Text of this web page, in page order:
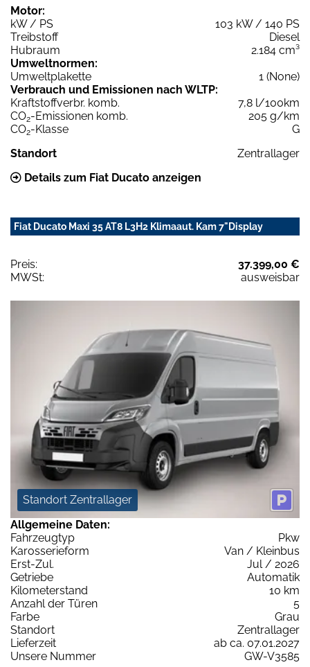
Motor:
kW / PS
103 kW / 140 PS
Treibstoff
Diesel
Hubraum
2.184 cm³
Umweltnormen:
Umweltplakette
1 (None)
Verbrauch und Emissionen nach WLTP:
Kraftstoffverbr. komb.
7,8 l/100km
CO2-Emissionen komb.
205 g/km
CO2-Klasse
G
Standort
Zentrallager
Details zum Fiat Ducato anzeigen
Fiat Ducato Maxi 35 AT8 L3H2 Klimaaut. Kam 7"Display
Preis:
37.399,00 €
MWSt:
ausweisbar
Standort Zentrallager
Allgemeine Daten:
Fahrzeugtyp
Pkw
Karosserieform
Van / Kleinbus
Erst-Zul.
Jul / 2026
Getriebe
Automatik
Kilometerstand
10 km
Anzahl der Türen
5
Farbe
Grau
Standort
Zentrallager
Lieferzeit
ab ca. 07.01.2027
Unsere Nummer
GW-V3585